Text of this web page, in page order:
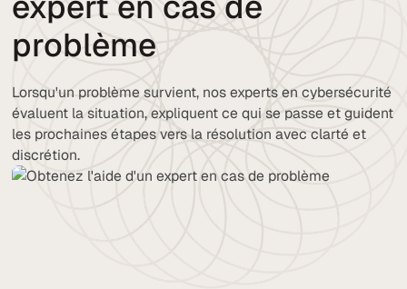
problème
Lorsqu'un problème survient, nos experts en cybersécurité
évaluent la situation, expliquent ce qui se passe et guident
les prochaines étapes vers la résolution avec clarté et
discrétion.